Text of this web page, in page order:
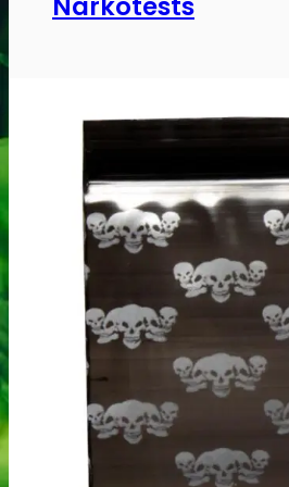
Kokain Tests
Kokain renhedhedstest
Crack renhedhedstest
Kokain blandingsmiddel test
MDMA
MDMA renhedstest
Ecstasy
Ecstasy renhedstest